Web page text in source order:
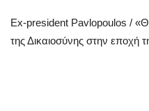
Ex-president Pavlopoulos /
της Δικαιοσύνης στην εποχή